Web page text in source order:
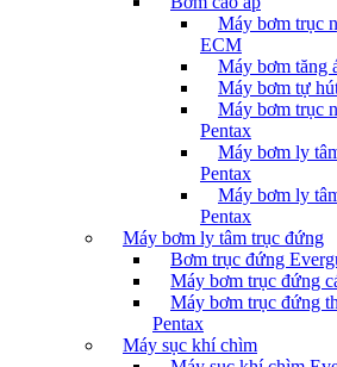
Máy bơm trục
ECM
Máy bơm tăng
Máy bơm tự
Máy bơm trục
Pentax
Máy bơm ly
Pentax
Máy bơm ly
Pentax
Máy bơm ly tâm trục đứng
Bơm trục đứng
Máy bơm trục đứng
Máy bơm trục đứng
Pentax
Máy sục khí chìm